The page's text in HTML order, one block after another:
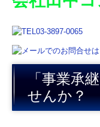
事務所紹介
交通案内
業務案内
よくある質問
「事業承
せんか？